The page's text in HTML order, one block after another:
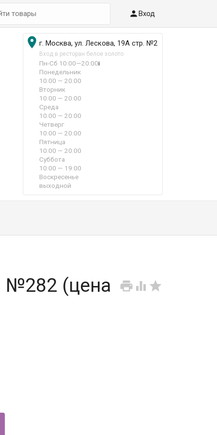
Вход
 г. Москва, ул. Лескова, 19А стр. №2
Вход в ресторан белое золото
Пн-Сб 10:00—20:00i
Понедельник
10:00 — 20:00
Вторник
10:00 — 20:00
Среда
10:00 — 20:00
Четверг
10:00 — 20:00
Пятница
10:00 — 20:00
Суббота
10:00 — 19:00
Воскресенье
выходной
  
№282 (цена